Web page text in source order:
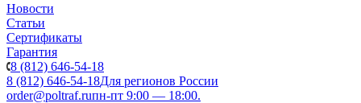
Новости
Статьи
Сертификаты
Гарантия
8 (812) 646-54-18
8 (812) 646-54-18Для регионов России
order@poltraf.ruпн-пт 9:00 — 18:00.